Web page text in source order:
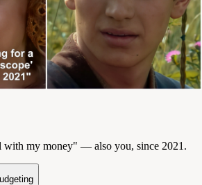
with my money" — also you, since 2021.